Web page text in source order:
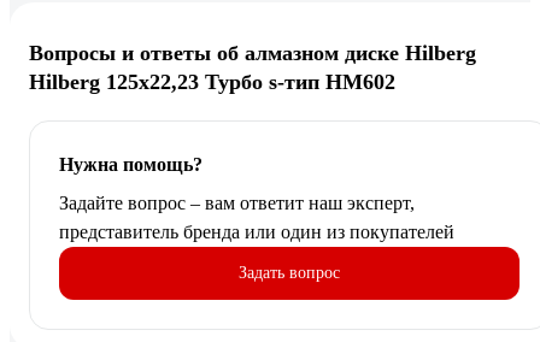
Вопросы и ответы об алмазном диске Hilberg
Hilberg 125х22,23 Турбо s-тип HM602
Нужна помощь?
Задайте вопрос – вам ответит наш эксперт,
представитель бренда или один из покупателей
Задать вопрос